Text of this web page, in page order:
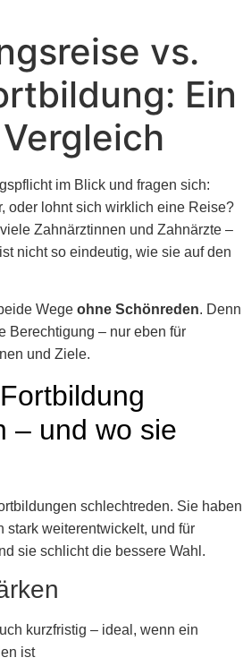
vs.
Ein
im Blick und fragen sich:
oder lohnt sich wirklich eine Reise?
Zahnärztinnen und Zahnärzte –
nicht so eindeutig, wie sie auf den
Wege ohne Schönreden. Denn
Berechtigung – nur eben für
und Ziele.
– und wo sie
schlechtreden. Sie haben
stark weiterentwickelt, und für
sie schlicht die bessere Wahl.
kurzfristig – ideal, wenn ein
ist